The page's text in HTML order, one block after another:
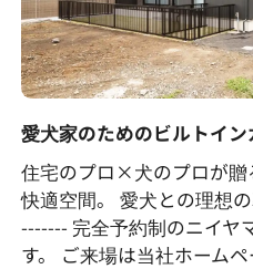
愛犬家のためのビルトイ
住宅のプロ×犬のプロが贈
快適空間。 愛犬との理想
------- 完全予約制のニイヤ
す。 ご来場は当社ホーム